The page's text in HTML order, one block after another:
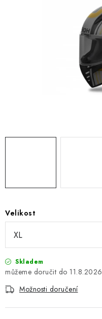
NÁPLNĚ A KAPALINY
Moje objednávka Kontakt
Velikost
Skladem
11.8.2026
Možnosti doručení